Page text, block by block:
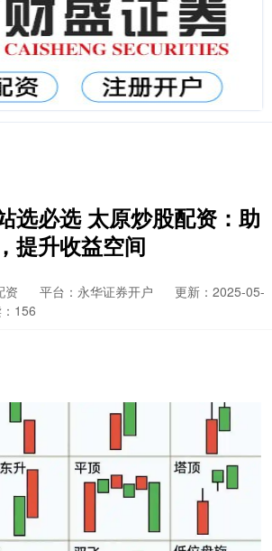
选必选 太原炒股配资：助
提升收益空间
资 平台：永华证券开户
更新：2025-05-
156